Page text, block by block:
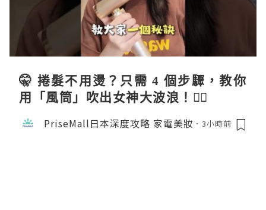
🤫 捲髮不用燙？只需 4 個步驟，教你
用「風筒」吹出女神大波浪！💇‍♀️
PriseMall日本深度攻略 家電美妝 3小時前